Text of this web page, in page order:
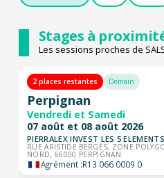
Stages à
Les sessions proches de
2 places restantes Demain
Perpignan
Vendredi et Samedi
07 août et 08 août 2026
PIERRALEX INVEST LES 5
RUE ARISTIDE BERGÈS, ZONE
NORD, 66000 PERPIGNAN
Agrément :R13 066 0009 0